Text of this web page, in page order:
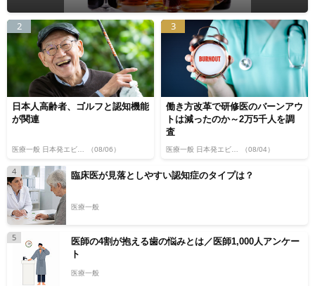
2
日本人高齢者、ゴルフと認知機能
が関連
（08/06）
3
働き方改革で研修医のバーンアウ
トは減ったのか～2万5千人を調
査
（08/04）
4 臨床医が見落としやすい認知症のタイプは？
医療一般
5
医師の4割が抱える歯の悩みとは／医師1,000人アンケー
ト
医療一般